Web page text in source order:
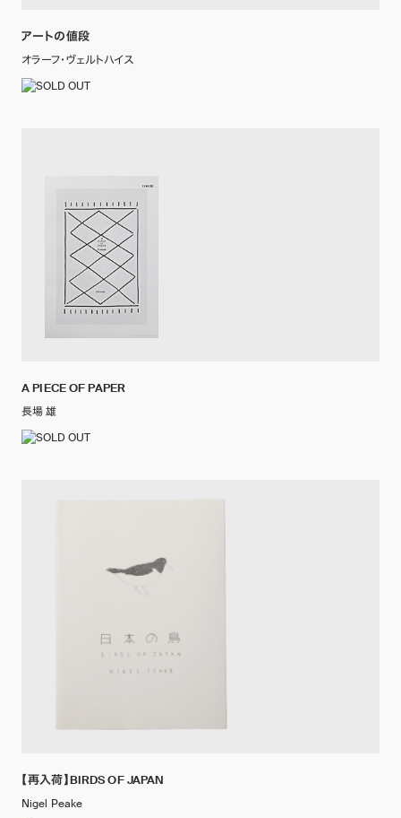
アートの値段
オラーフ・ヴェルトハイス
A PIECE OF PAPER
長場 雄
【再入荷】BIRDS OF JAPAN
Nigel Peake